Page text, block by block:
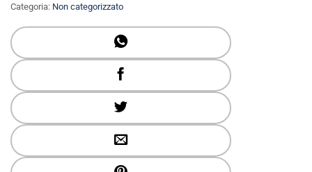
Categoria: Non categorizzato